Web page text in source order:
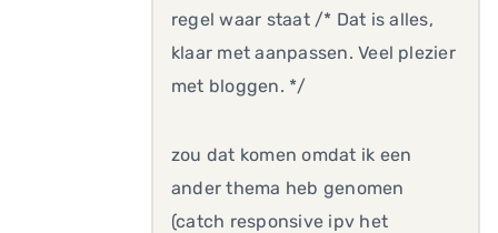
regel waar staat /* Dat is alles,
klaar met aanpassen. Veel plezier
met bloggen. */
zou dat komen omdat ik een
ander thema heb genomen
(catch responsive ipv het